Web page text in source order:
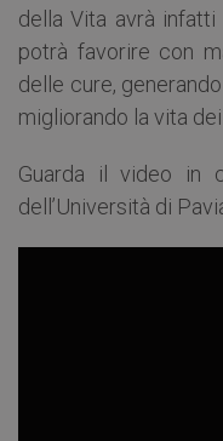
della Vita avrà
potrà favorire con
delle cure,
migliorando la vita
Guarda il video in
dell’Università di